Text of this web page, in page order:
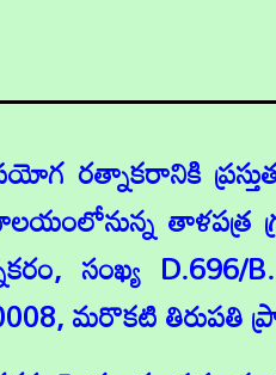
రత్నాకరానికి
తాళపత్ర
సంఖ్య D.696/
మరొకటి తిరుపతి